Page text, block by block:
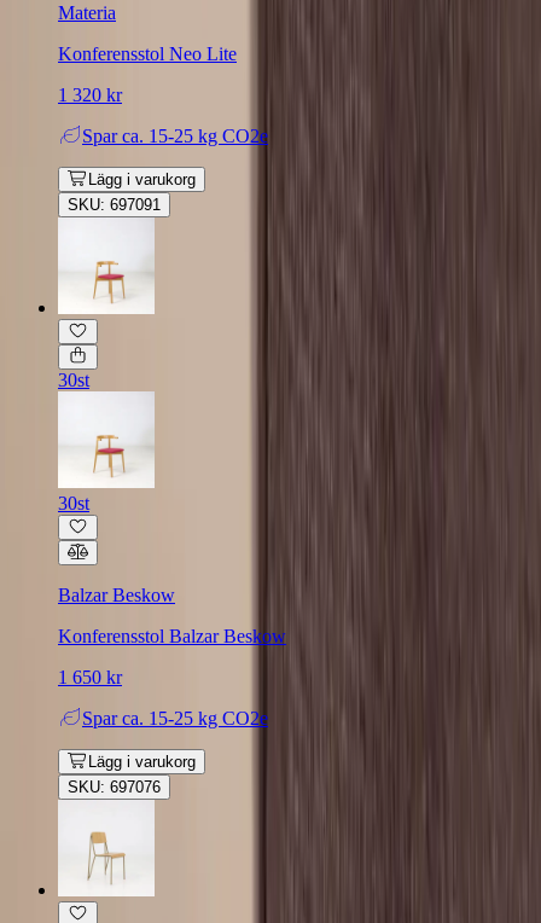
Materia
Konferensstol Neo Lite
1 320 kr
Spar ca. 15-25 kg CO2e
Lägg i varukorg
SKU: 697091
30st
30st
Balzar Beskow
Konferensstol Balzar Beskow
1 650 kr
Spar ca. 15-25 kg CO2e
Lägg i varukorg
SKU: 697076